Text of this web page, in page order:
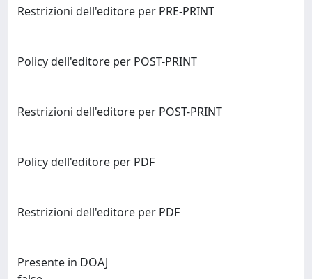
Restrizioni dell'editore per PRE-PRINT
Policy dell'editore per POST-PRINT
Restrizioni dell'editore per POST-PRINT
Policy dell'editore per PDF
Restrizioni dell'editore per PDF
Presente in DOAJ